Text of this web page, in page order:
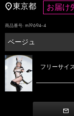
東京都 お届け
商品番号 ml9694-4
ベージュ
フリーサイ